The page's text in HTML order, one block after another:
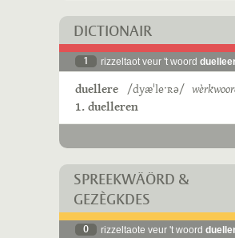
DICTIONAIR
1 rizzeltaot veur 't woord
duellere /dyæˈleˑʀə/
1. duelleren
SPREEKWÄÖRD &
GEZÈGKDES
0 rizzeltaote veur 't woord